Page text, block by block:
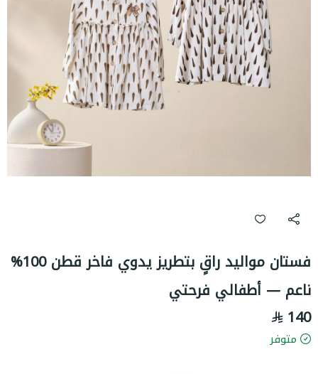
فستان مواليد راقٍ بتطريز يدوي فاخر قطن 100%
ناعم — أطفالي فرحتي
140
متوفر